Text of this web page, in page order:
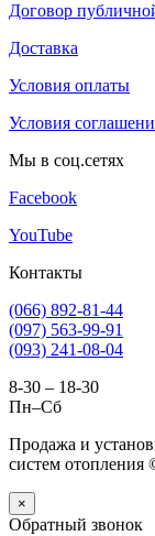
Договор
Доставка
Условия оплаты
Условия
Мы в соц.сетях
Facebook
YouTube
Контакты
(066) 892-81-44
(097) 563-99-91
(093) 241-08-04
8-30 – 18-30
Пн–Сб
Продажа и
систем отопления
×
Обратный звонок